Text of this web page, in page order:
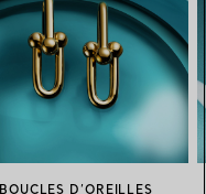
BOUCLES D’OREILLES